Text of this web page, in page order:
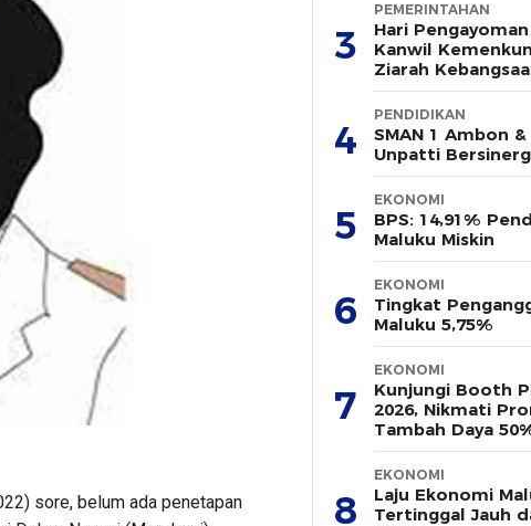
sore, belum ada penetapan
3
PEMERINTAHAN
Hari
Kanwil
Ziarah
4
PENDIDIKAN
SMAN 1 Ambon &
Unpatti
5
EKONOMI
BPS: 14,91%
Maluku Miskin
6
EKONOMI
Tingkat
Maluku 5,75%
7
EKONOMI
Kunjungi Booth
2026, Nikmati
Tambah Daya
8
EKONOMI
Laju Ekonomi
Tertinggal Jauh